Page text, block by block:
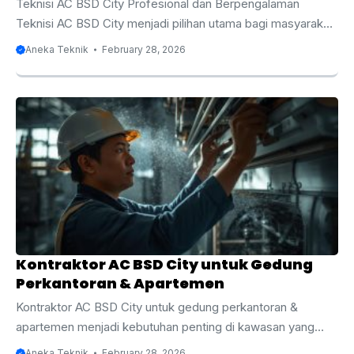
Teknisi AC BSD City Profesional dan Berpengalaman
Teknisi AC BSD City menjadi pilihan utama bagi masyarakat
yang membutuhkan layanan servis, perawatan, instalasi,
pertumbuhan properti yang sangat pesat. Mulai dari
perumahan elite, apartemen, ruko, perkantoran, hingga
pusat perbelanjaan, semuanya membutuhkan sistem
pendingin ruangan yang optimal. Oleh karena itu,
keberadaan teknisi AC yang berpengalaman dan memahami
berbagai jenis AC seperti split, cassette, dan standing floor
menjadi sangat ...
Aneka Teknik February 28, 2026
Kontraktor AC BSD City untuk Gedung
Perkantoran & Apartemen
Kontraktor AC BSD City untuk gedung perkantoran &
apartemen menjadi kebutuhan penting di kawasan yang
berkembang pesat seperti BSD City. Sebagai salah satu